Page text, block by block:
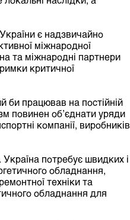
є надзвичайно
міжнародної
та міжнародні партнери
критичної
би працював на постійній
повинен об’єднати уряди
компанії, виробників
потребує швидких і
обладнання,
техніки та
обладнання для